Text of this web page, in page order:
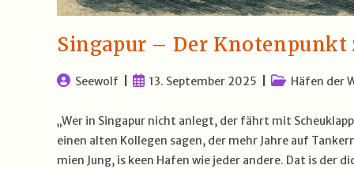
Singapur – Der
Beitrags-
Seewolf
Beitrag
13. September 2025
Beitrags-
Häfen der
„Wer in Singapur nicht anlegt, der fährt mit
einen alten Kollegen sagen, der mehr Jahre auf
mien Jung, is keen Hafen wie jeder andere. Dat is der